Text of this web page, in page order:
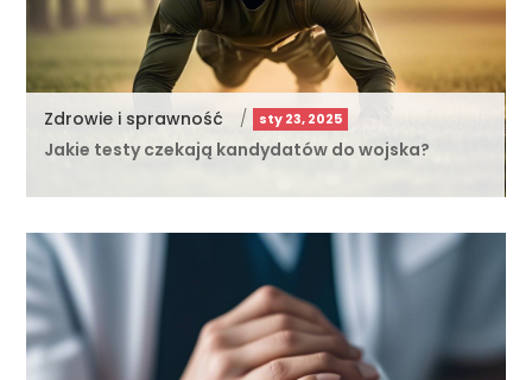
Zdrowie i sprawność / sty 23, 2025
Jakie testy czekają kandydatów do wojska?